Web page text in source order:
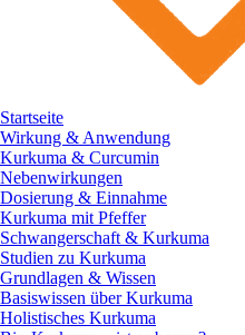
Startseite
Wirkung & Anwendung
Kurkuma & Curcumin
Nebenwirkungen
Dosierung & Einnahme
Kurkuma mit Pfeffer
Schwangerschaft & Kurkuma
Studien zu Kurkuma
Grundlagen & Wissen
Basiswissen über Kurkuma
Holistisches Kurkuma